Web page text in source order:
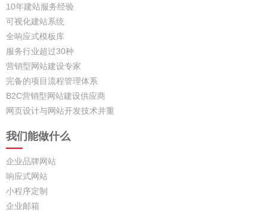
10年建站服务经验
可视化建站系统
全响应式模板库
服务行业超过30种
营销型网站建设专家
完备的项目流程管理体系
B2C营销型网站建设供应商
网页设计与网站开发技术并重
我们能做什么
企业品牌网站
响应式网站
小程序定制
企业邮箱